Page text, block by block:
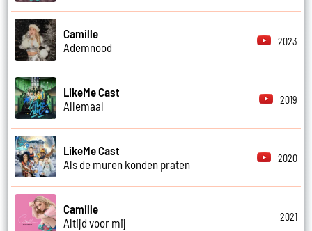
Camille
Ademnood
2023
LikeMe Cast
Allemaal
2019
LikeMe Cast
Als de muren konden praten
2020
Camille
Altijd voor mij
2021